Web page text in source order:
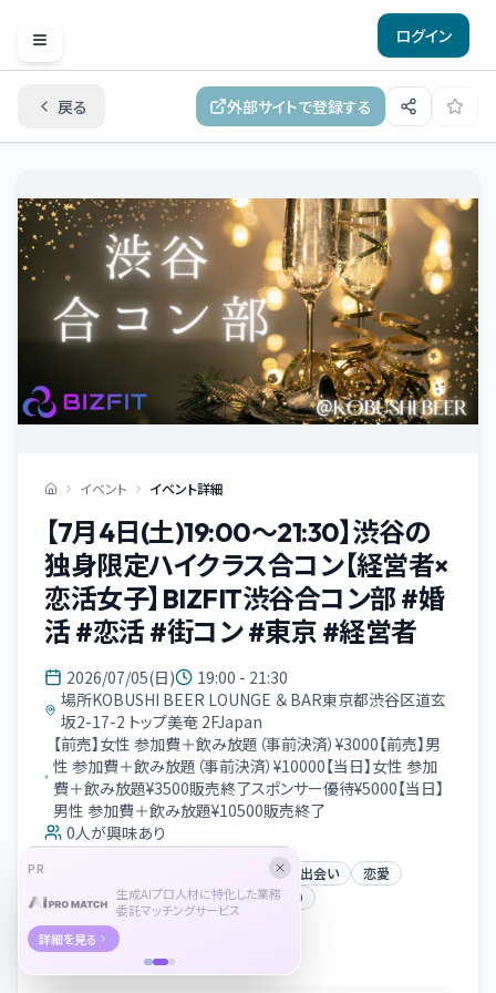
Open menu
ログイン
戻る 外部サイトで登録する
イベント イベント詳細
【7月4日(土)19:00～21:30】渋谷の
独身限定ハイクラス合コン【経営者×
恋活女子】BIZFIT渋谷合コン部 #婚
活 #恋活 #街コン #東京 #経営者
2026/07/05(日)
19:00 - 21:30
場所KOBUSHI BEER LOUNGE ＆ BAR東京都渋谷区道玄
坂2-17-2 トップ美奄 2FJapan
【前売】女性 参加費＋飲み放題（事前決済）¥3000【前売】男
性 参加費＋飲み放題（事前決済）¥10000【当日】女性 参加
費＋飲み放題¥3500販売終了スポンサー優待¥5000【当日】
男性 参加費＋飲み放題¥10500販売終了
0人が興味あり
マッチング／出会い
恋愛
音楽
ビール 街コン 友だちづくり
イベント概要
PR
生成AIプロ人材に特化した業務
委託マッチングサービス
詳細を見る